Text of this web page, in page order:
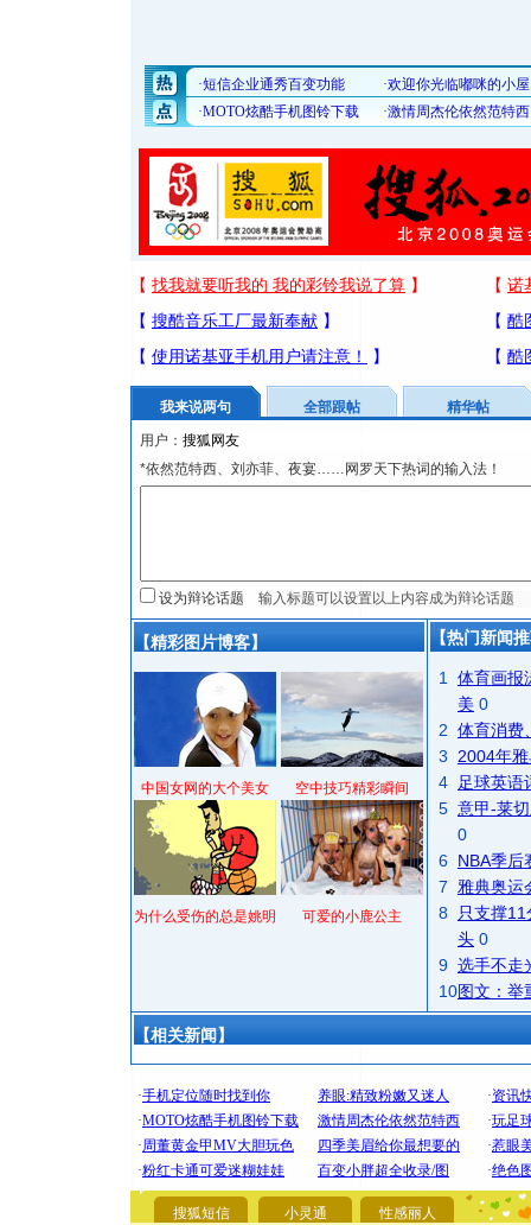
我来说两句 全部跟帖
精华帖
用户：
*依然范特西、刘亦菲、夜宴……网罗天下热词的输入法！
设为辩论话题
【精彩图片博客】
中国女网的大个美女 空中技巧精彩瞬间
为什么受伤的总是姚明 可爱的小鹿公主
【热门新闻
1
体育画报
美 0
2 体育消费
3
2004年
4
足球英语
5 意甲-莱
0
6 NBA季后
7
雅典奥运
8
只支撑
头 0
9 选手不走
10图文：举
【相关新闻】
搜狐短信 小灵通 性感丽人
[圣诞节]
你太多
[圣诞节]
能正大
都要快乐